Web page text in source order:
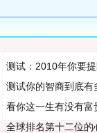
测试：2010年你要
测试你的智商到底
看你这一生有没有富
全球排名第十二位的